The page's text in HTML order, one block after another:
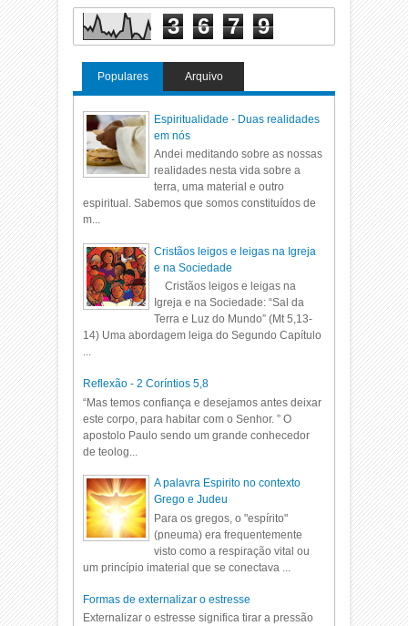
3 6 7 9
Populares Arquivo
Espiritualidade - Duas realidades
em nós
Andei meditando sobre as nossas
realidades nesta vida sobre a
terra, uma material e outro
espiritual. Sabemos que somos constituídos de
m...
Cristãos leigos e leigas na Igreja
e na Sociedade
Cristãos leigos e leigas na
Igreja e na Sociedade: “Sal da
Terra e Luz do Mundo” (Mt 5,13-
14) Uma abordagem leiga do Segundo Capítulo
...
Reflexão - 2 Coríntios 5,8
“Mas temos confiança e desejamos antes deixar
este corpo, para habitar com o Senhor. ” O
apostolo Paulo sendo um grande conhecedor
de teolog...
A palavra Espirito no contexto
Grego e Judeu
Para os gregos, o "espírito"
(pneuma) era frequentemente
visto como a respiração vital ou
um princípio imaterial que se conectava ...
Formas de externalizar o estresse
Externalizar o estresse significa tirar a pressão